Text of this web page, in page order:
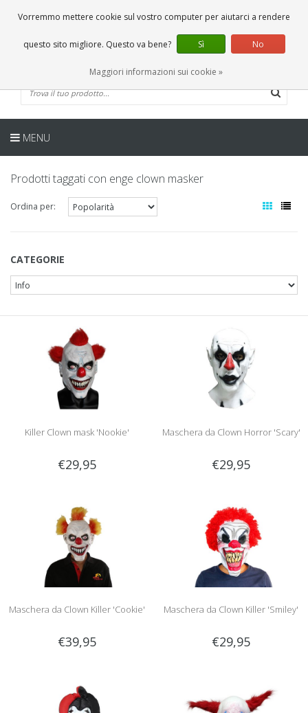
0 Articoli
IT
MENU
Prodotti taggati con enge clown masker
Ordina per:
CATEGORIE
Killer Clown mask 'Nookie'
€29,95
Maschera da Clown Horror 'Scary'
€29,95
Maschera da Clown Killer 'Cookie'
€39,95
Maschera da Clown Killer 'Smiley'
€29,95
Vorremmo mettere cookie sul vostro computer per aiutarci a rendere
questo sito migliore. Questo va bene? Sì No
Maggiori informazioni sui cookie »